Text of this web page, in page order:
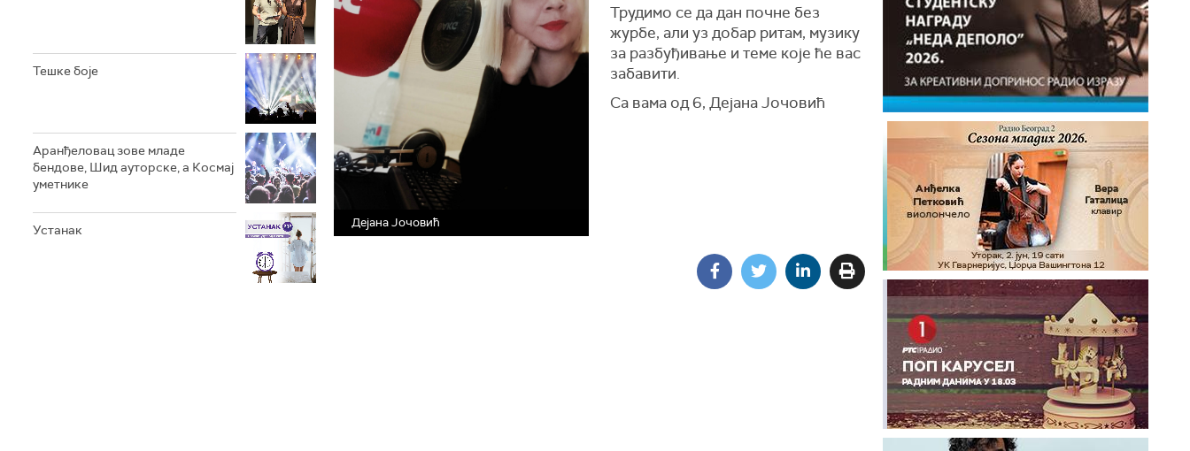
Тешке боје
Аранђеловац зове младе
бендове, Шид ауторске, а Космај
уметнике
Устанак Дејана Јочовић
Трудимо се да дан почне без
журбе, али уз добар ритам, музику
за разбуђивање и теме које ће вас
забавити.
Са вама од 6, Дејана Јочовић